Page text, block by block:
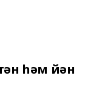
һәм йән